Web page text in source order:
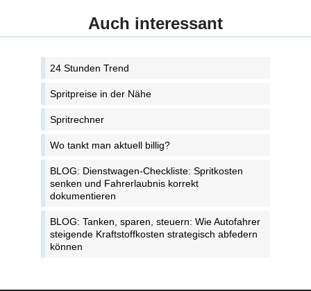
Auch interessant
24 Stunden Trend
Spritpreise in der Nähe
Spritrechner
Wo tankt man aktuell billig?
BLOG: Dienstwagen-Checkliste: Spritkosten
senken und Fahrerlaubnis korrekt
dokumentieren
BLOG: Tanken, sparen, steuern: Wie Autofahrer
steigende Kraftstoffkosten strategisch abfedern
können